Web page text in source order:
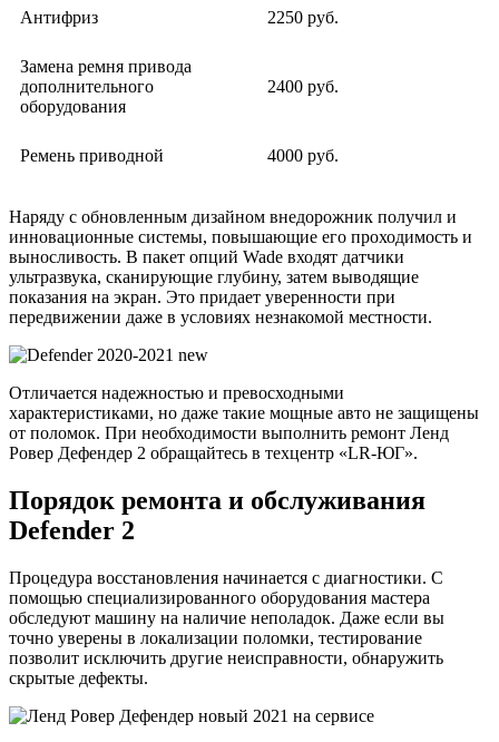
Антифриз 2250 руб.
Замена ремня привода
дополнительного
оборудования
2400 руб.
Ремень приводной 4000 руб.
Наряду с обновленным дизайном внедорожник получил и
инновационные системы, повышающие его проходимость и
выносливость. В пакет опций Wade входят датчики
ультразвука, сканирующие глубину, затем выводящие
показания на экран. Это придает уверенности при
передвижении даже в условиях незнакомой местности.
Отличается надежностью и превосходными
характеристиками, но даже такие мощные авто не защищены
от поломок. При необходимости выполнить ремонт Ленд
Ровер Дефендер 2 обращайтесь в техцентр «LR-ЮГ».
Порядок ремонта и обслуживания
Defender 2
Процедура восстановления начинается с диагностики. С
помощью специализированного оборудования мастера
обследуют машину на наличие неполадок. Даже если вы
точно уверены в локализации поломки, тестирование
позволит исключить другие неисправности, обнаружить
скрытые дефекты.